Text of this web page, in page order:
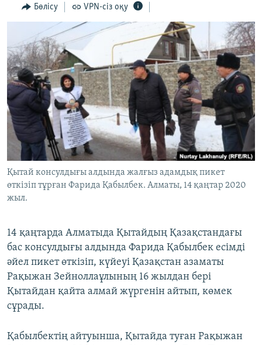
АРНАЙЫ ЖОБАЛАР
Русский
ЖАЗЫЛЫҢЫЗ
Басқа тілдерде
Бөлісу VPN-сіз оқу
Қытай консулдығы алдында жалғыз адамдық пикет
өткізіп тұрған Фарида Қабылбек. Алматы, 14 қаңтар 2020
жыл.
14 қаңтарда Алматыда Қытайдың Қазақстандағы
бас консулдығы алдында Фарида Қабылбек есімді
әйел пикет өткізіп, күйеуі Қазақстан азаматы
Рақыжан Зейноллаұлының 16 жылдан бері
Қытайдан қайта алмай жүргенін айтып, көмек
сұрады.
Қабылбектің айтуынша, Қытайда туған Рақыжан